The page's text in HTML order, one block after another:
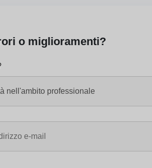
o miglioramenti?